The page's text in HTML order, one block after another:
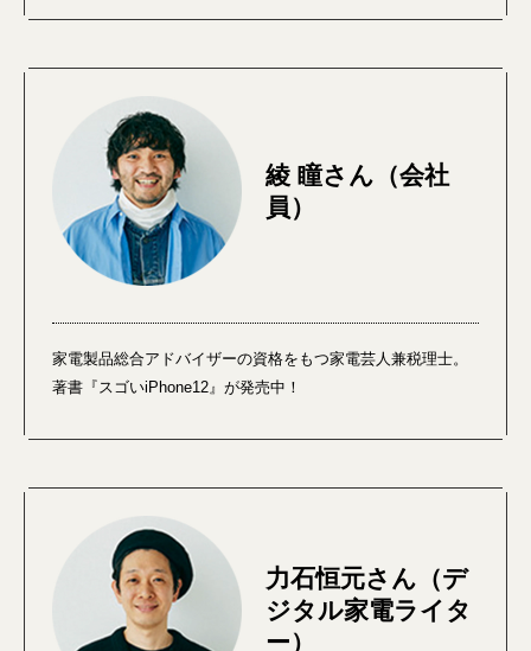
綾 瞳さん（会社
員）
家電製品総合アドバイザーの資格をもつ家電芸人兼税理士。
著書『スゴいiPhone12』が発売中！
力石恒元さん（デ
ジタル家電ライタ
ー）